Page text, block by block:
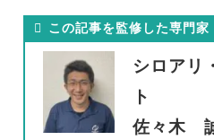
この記事を監修した専門家
シロアリ
ト
佐々木